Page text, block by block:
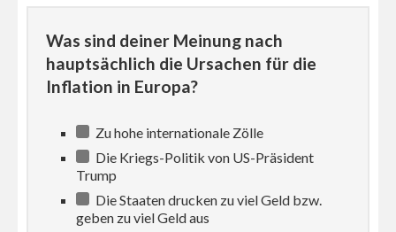
Was sind deiner Meinung nach
hauptsächlich die Ursachen für die
Inflation in Europa?
Zu hohe internationale Zölle
Die Kriegs-Politik von US-Präsident
Trump
Die Staaten drucken zu viel Geld bzw.
geben zu viel Geld aus